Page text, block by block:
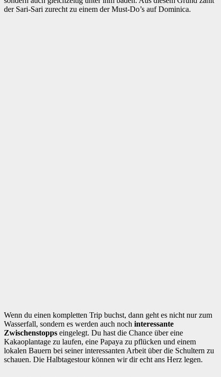
der Sari-Sari zurecht zu einem der Must-Do’s auf Dominica.
Wenn du einen kompletten Trip buchst, dann geht es nicht nur zum
Wasserfall, sondern es werden auch noch interessante
Zwischenstopps eingelegt. Du hast die Chance über eine
Kakaoplantage zu laufen, eine Papaya zu pflücken und einem
lokalen Bauern bei seiner interessanten Arbeit über die Schultern zu
schauen. Die Halbtagestour können wir dir echt ans Herz legen.